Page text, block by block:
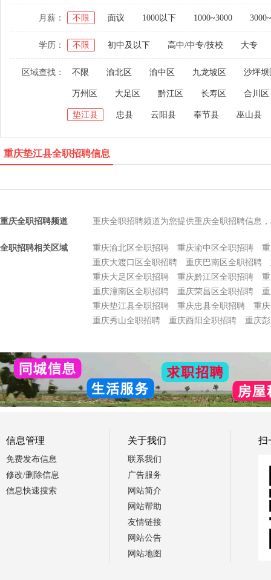
月薪： 不限 面议 1000以下 1000~3000
学历： 不限 初中及以下 高中/中专/技校 大专
区域查找： 不限 渝北区 渝中区 九龙坡区 沙坪坝
万州区 大足区 黔江区 长寿区 合川区
垫江县 忠县 云阳县 奉节县 巫山县
重庆垫江县全职招聘信息
重庆全职招聘频道 重庆全职招聘频道为您提供重庆全职招聘信息
全职招聘相关区域 重庆渝北区全职招聘 重庆渝中区全职招聘
重庆大渡口区全职招聘
重庆巴南区全职招聘
重庆大足区全职招聘
重庆黔江区全职招聘
重庆潼南区全职招聘
重庆荣昌区全职招聘
重庆垫江县全职招聘
重庆忠县全职招聘
重
重庆秀山全职招聘
重庆酉阳全职招聘 重庆
信息管理
免费发布信息
修改/删除信息
信息快速搜索
关于我们
联系我们
广告服务
网站简介
网站帮助
友情链接
网站公告
网站地图
扫